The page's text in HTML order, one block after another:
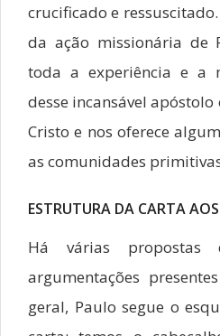
crucificado e
da ação missionária de
toda a experiência e a
desse incansável apóstolo
Cristo e nos oferece
as comunidades
ESTRUTURA DA CARTA
Há várias propostas
argumentações
geral, Paulo segue o